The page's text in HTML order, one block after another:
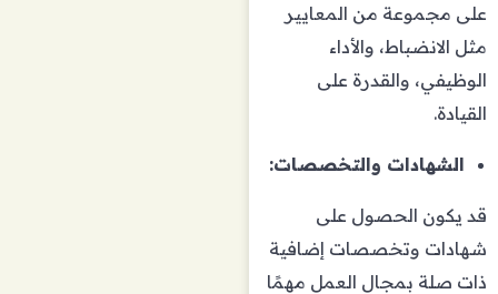
على مجموعة من المعايير
مثل الانضباط، والأداء
الوظيفي، والقدرة على
القيادة.
الشهادات والتخصصات:
قد يكون الحصول على
شهادات وتخصصات إضافية
ذات صلة بمجال العمل مهمًا